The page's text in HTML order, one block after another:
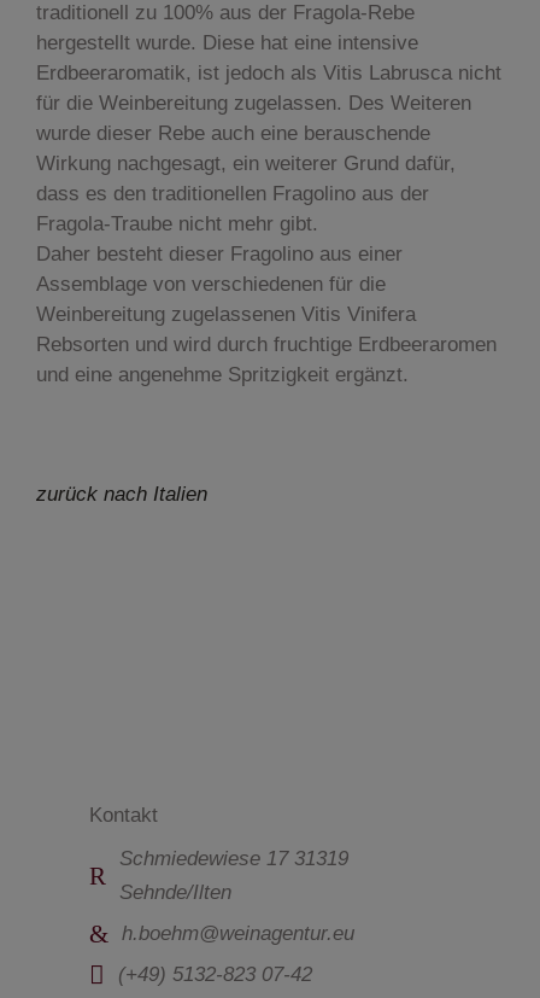
traditionell zu 100% aus der Fragola-Rebe
hergestellt wurde. Diese hat eine intensive
Erdbeeraromatik, ist jedoch als Vitis Labrusca nicht
für die Weinbereitung zugelassen. Des Weiteren
wurde dieser Rebe auch eine berauschende
Wirkung nachgesagt, ein weiterer Grund dafür,
dass es den traditionellen Fragolino aus der
Fragola-Traube nicht mehr gibt.
Daher besteht dieser Fragolino aus einer
Assemblage von verschiedenen für die
Weinbereitung zugelassenen Vitis Vinifera
Rebsorten und wird durch fruchtige Erdbeeraromen
und eine angenehme Spritzigkeit ergänzt.
zurück nach Italien
Kontakt
Schmiedewiese 17 31319
Sehnde/Ilten
h.boehm@weinagentur.eu
(+49) 5132-823 07-42